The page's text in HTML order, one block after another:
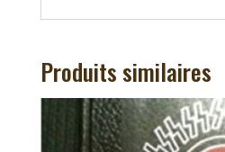
Produits similaires